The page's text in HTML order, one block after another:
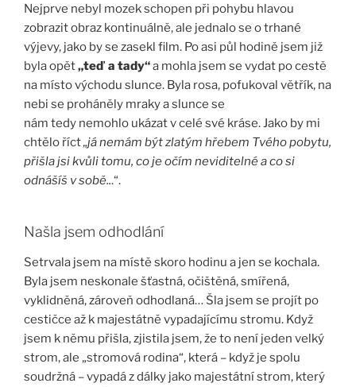
Nejprve nebyl mozek schopen při pohybu hlavou
zobrazit obraz kontinuálně, ale jednalo se o trhané
výjevy, jako by se zasekl film. Po asi půl hodině jsem již
byla opět„teď a tady“a mohla jsem se vydat po cestě
na místo východu slunce. Byla rosa, pofukoval větřík, na
nebi se proháněly mraky a slunce se
nám tedy nemohlo ukázat v celé své kráse. Jako by mi
chtělo říct„já nemám být zlatým hřebem Tvého pobytu,
přišla jsi kvůli tomu, co je očím neviditelné a co si
odnášíš v sobě...“.
Našla jsem odhodlání
Setrvala jsem na místě skoro hodinu a jen se kochala.
Byla jsem neskonale šťastná, očištěná, smířená,
vyklidněná, zároveň odhodlaná… Šla jsem se projít po
cestičce až k majestátně vypadajícímu stromu. Když
jsem k němu přišla, zjistila jsem, že to není jeden velký
strom, ale „stromová rodina“, která – když je spolu
soudržná – vypadá z dálky jako majestátní strom, který